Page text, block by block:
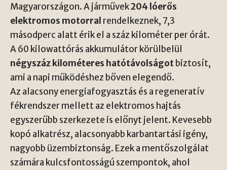
Magyarországon. A járművek204 lóerős
elektromos motorral rendelkeznek, 7,3
másodperc alatt érik el a száz kilométer per órát.
A 60 kilowattórás akkumulátor körülbelül
négyszáz kilométeres hatótávolságotbiztosít,
ami a napi működéshez bőven elegendő.
Az alacsony energiafogyasztás és a regeneratív
fékrendszer mellett az elektromos hajtás
egyszerűbb szerkezete is előnyt jelent. Kevesebb
kopó alkatrész, alacsonyabb karbantartási igény,
nagyobb üzembiztonság. Ezek a mentőszolgálat
számára kulcsfontosságú szempontok, ahol